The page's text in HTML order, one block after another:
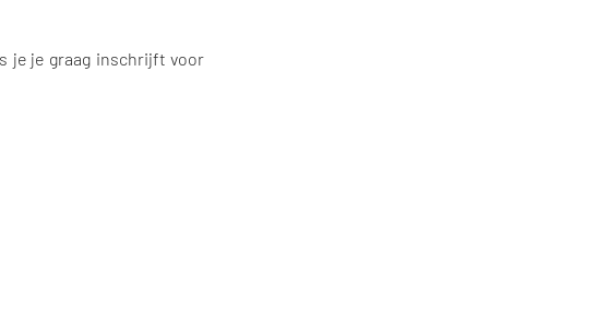
je je graag inschrijft voor